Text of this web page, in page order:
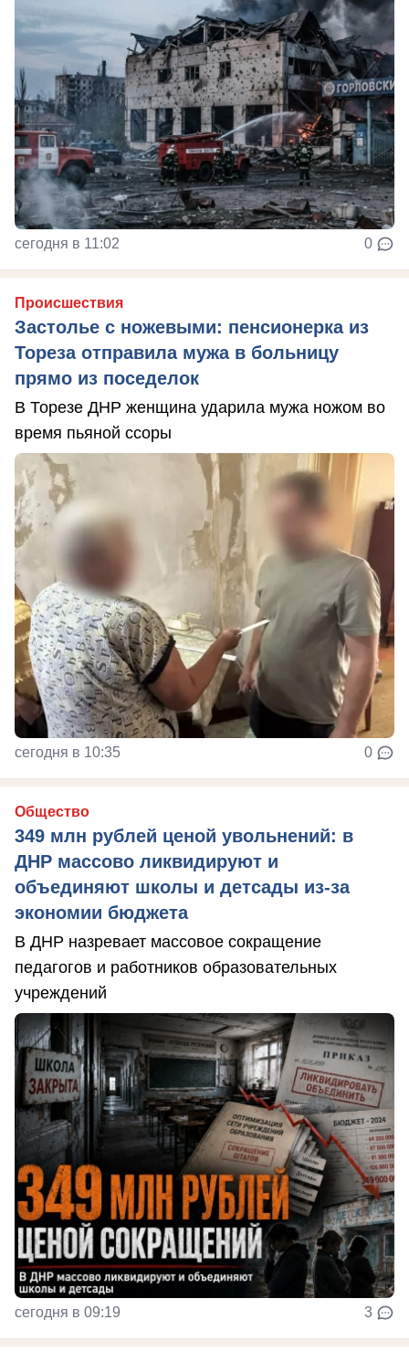
сегодня в 11:02 0
Происшествия
Застолье с ножевыми: пенсионерка из
Тореза отправила мужа в больницу
прямо из поседелок
В Торезе ДНР женщина ударила мужа ножом во
время пьяной ссоры
сегодня в 10:35 0
Общество
349 млн рублей ценой увольнений: в
ДНР массово ликвидируют и
объединяют школы и детсады из-за
экономии бюджета
В ДНР назревает массовое сокращение
педагогов и работников образовательных
учреждений
сегодня в 09:19 3